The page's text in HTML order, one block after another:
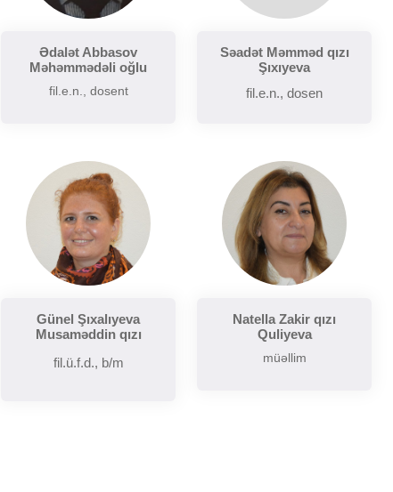
Ədalət Abbasov
Məhəmmədəli oğlu
fil.e.n., dosent
Səadət Məmməd qızı
Şıxıyeva
fil.e.n., dosen
Günel Şıxalıyeva
Musaməddin qızı
fil.ü.f.d., b/m
Natella Zakir qızı
Quliyeva
müəllim